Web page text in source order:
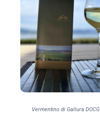
Vermentino di Gallura